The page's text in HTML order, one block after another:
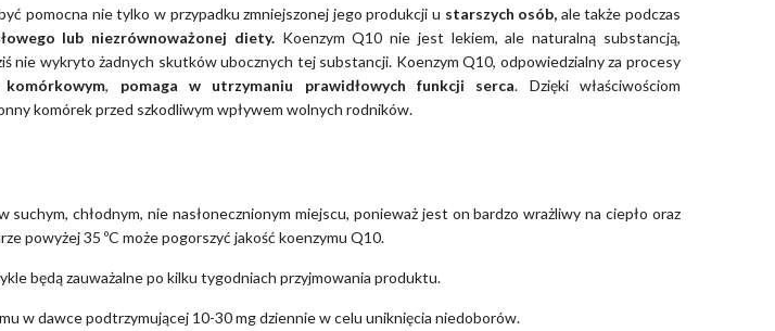
pomocna nie tylko w przypadku zmniejszonej jego produkcji u starszych osób, ale także podczas
lub niezrównoważonej diety.Koenzym Q10 nie jest lekiem, ale naturalną substancją,
nie wykryto żadnych skutków ubocznych tej substancji. Koenzym Q10, odpowiedzialny za procesy
, pomaga w utrzymaniu prawidłowych funkcji serca. Dzięki właściwościom
komórek przed szkodliwym wpływem wolnych rodników.
chłodnym, nie nasłonecznionym miejscu, ponieważ jest on bardzo wrażliwy na ciepło oraz
powyżej 35 ºC może pogorszyć jakość koenzymu Q10.
będą zauważalne po kilku tygodniach przyjmowania produktu.
w dawce podtrzymującej 10-30 mg dziennie w celu uniknięcia niedoborów.